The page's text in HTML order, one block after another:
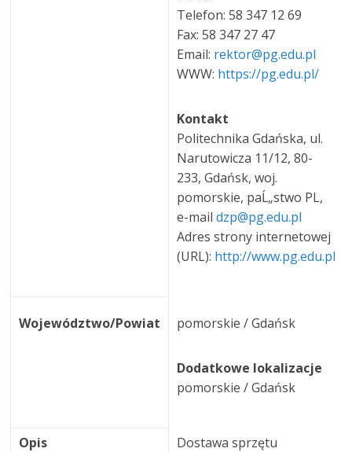
Telefon: 58 347 12 69
Fax: 58 347 27 47
Email: rektor@pg.edu.pl
WWW: https://pg.edu.pl/
Kontakt
Politechnika Gdańska, ul.
Narutowicza 11/12, 80-
233, Gdańsk, woj.
pomorskie, paĹ„stwo PL,
e-maildzp@pg.edu.pl
Adres strony internetowej
(URL): http://www.pg.edu.pl
Województwo/Powiat pomorskie / Gdańsk
Dodatkowe lokalizacje
pomorskie / Gdańsk
Opis
Dostawa sprzętu